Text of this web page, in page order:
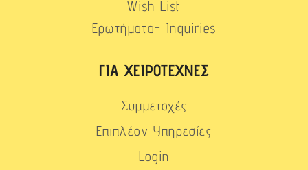
Wish List
Ερωτήματα- Inquiries
ΓΙΑ ΧΕΙΡΟΤΈΧΝΕΣ
Συμμετοχές
Επιπλέον Υπηρεσίες
Login